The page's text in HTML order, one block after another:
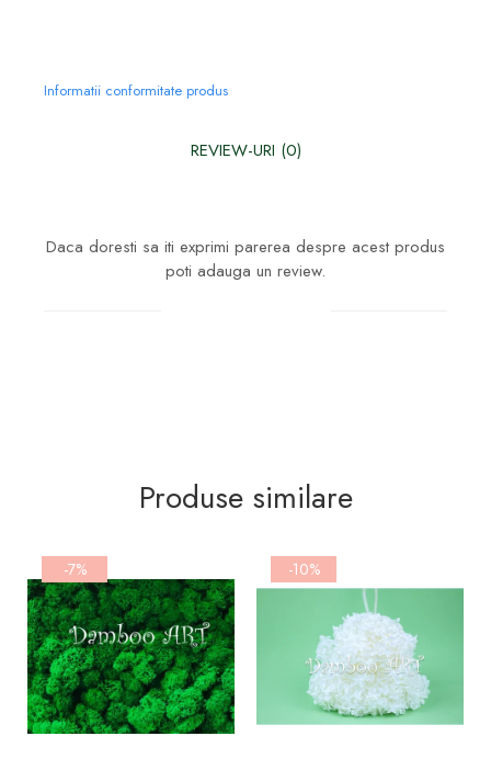
Informatii conformitate produs
REVIEW-URI (0)
Daca doresti sa iti exprimi parerea despre acest produs
poti adauga un review.
Produse similare
-7% -10%